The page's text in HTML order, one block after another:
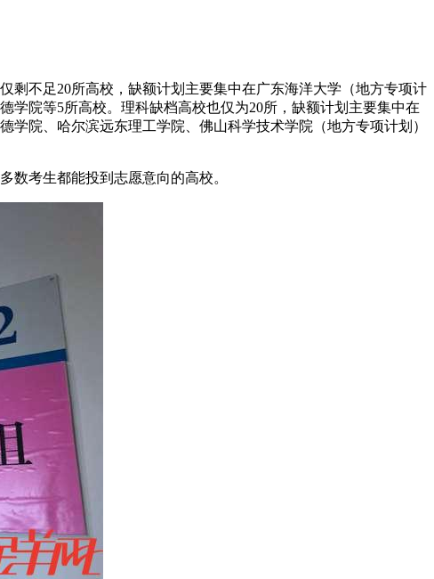
剩不足20所高校，缺额计划主要集中在广东海洋大学（地方专项计
院等5所高校。理科缺档高校也仅为20所，缺额计划主要集中在
院、哈尔滨远东理工学院、佛山科学技术学院（地方专项计划）
数考生都能投到志愿意向的高校。